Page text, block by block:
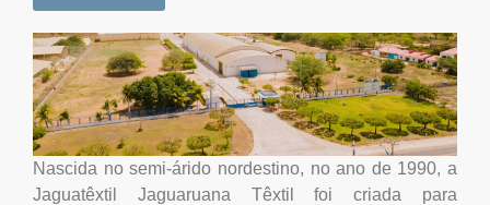
Nascida no semi-árido nordestino, no ano de 1990, a
Jaguatêxtil Jaguaruana Têxtil foi criada para